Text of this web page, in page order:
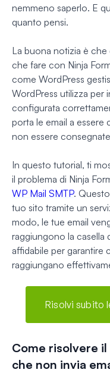
nemmeno saperlo. E
quanto pensi.
La buona notizia è
che fare con Ninja
come WordPress
WordPress utilizza per
configurata
porta le email a essere
non essere
In questo tutorial, ti
il problema di Ninja
WP Mail SMTP.
tuo sito tramite un
modo, le tue email
raggiungono la casella
affidabile per garantire
raggiungano
Risolvi subito
Come risolvere
che non invia